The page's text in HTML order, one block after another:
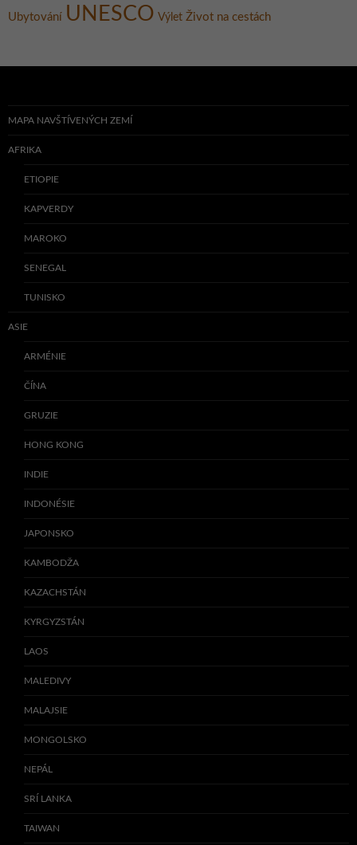
Ubytování UNESCO Výlet Život na cestách
MAPA NAVŠTÍVENÝCH ZEMÍ
AFRIKA
ETIOPIE
KAPVERDY
MAROKO
SENEGAL
TUNISKO
ASIE
ARMÉNIE
ČÍNA
GRUZIE
HONG KONG
INDIE
INDONÉSIE
JAPONSKO
KAMBODŽA
KAZACHSTÁN
KYRGYZSTÁN
LAOS
MALEDIVY
MALAJSIE
MONGOLSKO
NEPÁL
SRÍ LANKA
TAIWAN